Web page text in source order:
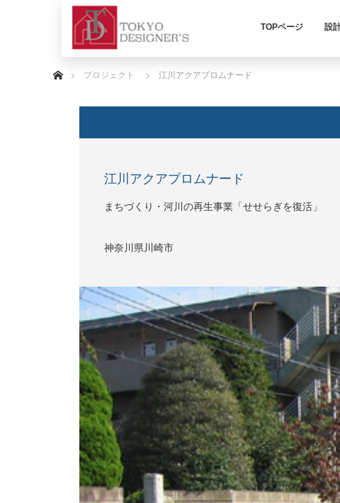
TOPページ 設
ホーム
プロジェクト
江川アクアプロムナード
江川アクアプロムナード
まちづくり・河川の再生事業「せせらぎを復活」
神奈川県川崎市